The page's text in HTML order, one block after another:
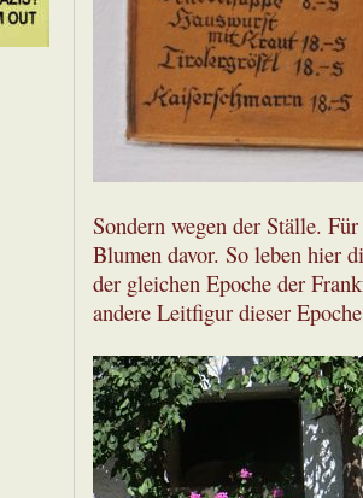
Sondern wegen der Ställe.
Blumen davor. So leben hier
der gleichen Epoche der
andere Leitfigur dieser